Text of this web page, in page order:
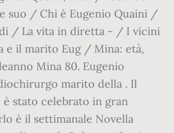
suo / Chi è Eugenio Quaini /
/ La vita in diretta - / I vicini
e il marito Eug / Mina: età,
Mina 80. Eugenio
marito della . Il
stato celebrato in gran
è il settimanale Novella